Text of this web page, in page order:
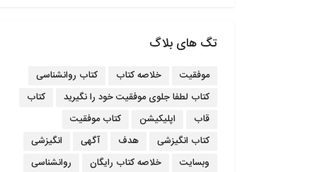
تگ های بلاگ
موفقیت خلاصه کتاب
کتاب روانشناسی
کتاب لطفا جلوی موفقیت خود را نگیرید
کتاب
قاب
اپلیکیشن
کتاب موفقیت
کتاب انگیزشی
هدف آگهی
انگیزشی
وبسایت
خلاصه کتاب رایگان
روانشناسی